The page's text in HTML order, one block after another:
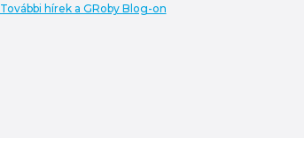
További hírek a GRoby Blog-on